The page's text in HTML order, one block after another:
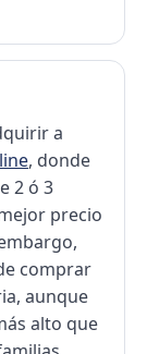
a
, donde
2 ó 3
precio
comprar
aunque
alto que